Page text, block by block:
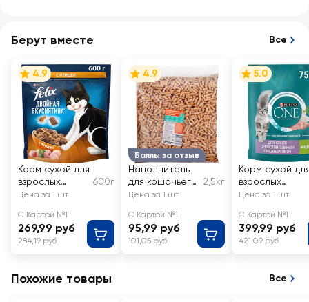
Берут вместе Все
4.9
Корм сухой для
взрослых
кошек FELIX
вкуснятина с
птицей
600г
Цена за 1 шт
С Картой №1
269,99 руб
284,19 руб
Баллы за отзыв
4.9
Наполнитель
для кошачьего
туалета
2,5кг
Цена за 1 шт
С Картой №1
95,99 руб
101,05 руб
5.0
Корм сухой
взрослых
кошек PURINA
чувствительны
м
высоким
Цена за 1 шт
С Картой №1
399,99 руб
421,09 руб
Похожие товары Все